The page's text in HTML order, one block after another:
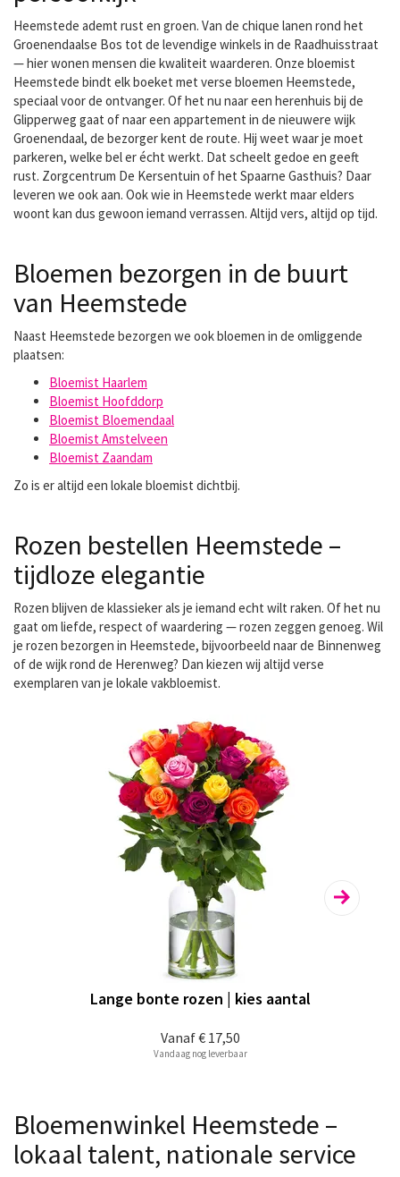
Heemstede ademt rust en groen. Van de chique lanen rond het
Groenendaalse Bos tot de levendige winkels in de Raadhuisstraat
— hier wonen mensen die kwaliteit waarderen. Onze bloemist
Heemstede bindt elk boeket met verse bloemen Heemstede,
speciaal voor de ontvanger. Of het nu naar een herenhuis bij de
Glipperweg gaat of naar een appartement in de nieuwere wijk
Groenendaal, de bezorger kent de route. Hij weet waar je moet
parkeren, welke bel er écht werkt. Dat scheelt gedoe en geeft
rust. Zorgcentrum De Kersentuin of het Spaarne Gasthuis? Daar
leveren we ook aan. Ook wie in Heemstede werkt maar elders
woont kan dus gewoon iemand verrassen. Altijd vers, altijd op tijd.
Bloemen bezorgen in de buurt
van Heemstede
Naast Heemstede bezorgen we ook bloemen in de omliggende
plaatsen:
Bloemist Haarlem
Bloemist Hoofddorp
Bloemist Bloemendaal
Bloemist Amstelveen
Bloemist Zaandam
Zo is er altijd een lokale bloemist dichtbij.
Rozen bestellen Heemstede –
tijdloze elegantie
Rozen blijven de klassieker als je iemand echt wilt raken. Of het nu
gaat om liefde, respect of waardering — rozen zeggen genoeg. Wil
je rozen bezorgen in Heemstede, bijvoorbeeld naar de Binnenweg
of de wijk rond de Herenweg? Dan kiezen wij altijd verse
exemplaren van je lokale vakbloemist.
Vanaf€ 17,50
Lange bonte rozen | kies aantal
Vandaag nog leverbaar
Bloemenwinkel Heemstede –
lokaal talent, nationale service